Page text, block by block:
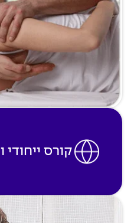
קורס ייחודי